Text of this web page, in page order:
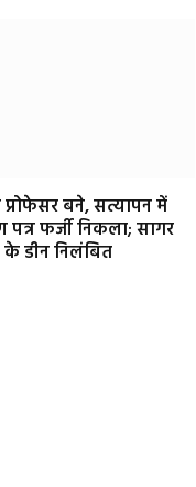
बने, सत्यापन में
पत्र फर्जी निकला; सागर
के डीन निलंबित